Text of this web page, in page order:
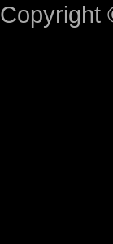
Copyright